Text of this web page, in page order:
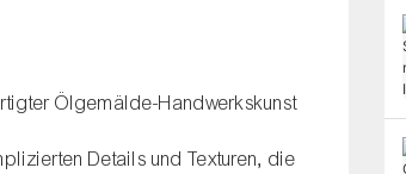
Ölgemälde-Handwerkskunst
Details und Texturen, die